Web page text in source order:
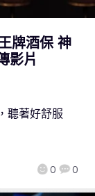
牌酒保 神
影片
0 0
聽著好舒服